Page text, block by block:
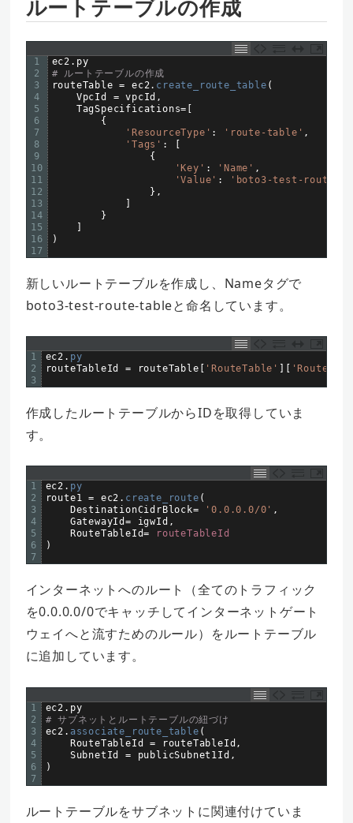
ルートテーブルの作成
1
2
3
4
5
6
7
8
9
10
11
12
13
14
15
16
17
ec2 . py
# ルートテーブルの作成
routeTable
= ec2. create_route_table (
VpcId
= vpcId ,
TagSpecifications=
{
'ResourceType' : 'route-table' ,
'Tags' :
{
'Key' : 'Name' ,
'Value' :
'boto3-test-route-
} ,
}
)
新しいルートテーブルを作成し、Nameタグで
boto3-test-route-tableと命名しています。
1
2
3
ec2 . py
routeTableId
= routeTable 'RouteTable'
作成したルートテーブルからIDを取得していま
す。
1
2
3
4
5
6
7
ec2 . py
route1 = ec2 . create_route (
DestinationCidrBlock= '0.0.0.0/0' ,
GatewayId = igwId ,
RouteTableId=
routeTableId
)
インターネットへのルート（全てのトラフィック
を0.0.0.0/0でキャッチしてインターネットゲート
ウェイへと流すためのルール）をルートテーブル
に追加しています。
1
2
3
4
5
6
7
ec2 . py
# サブネットとルートテーブルの紐づけ
ec2 . associate_route_table (
RouteTableId
= routeTableId ,
SubnetId
= publicSubnet1Id ,
)
ルートテーブルをサブネットに関連付けていま